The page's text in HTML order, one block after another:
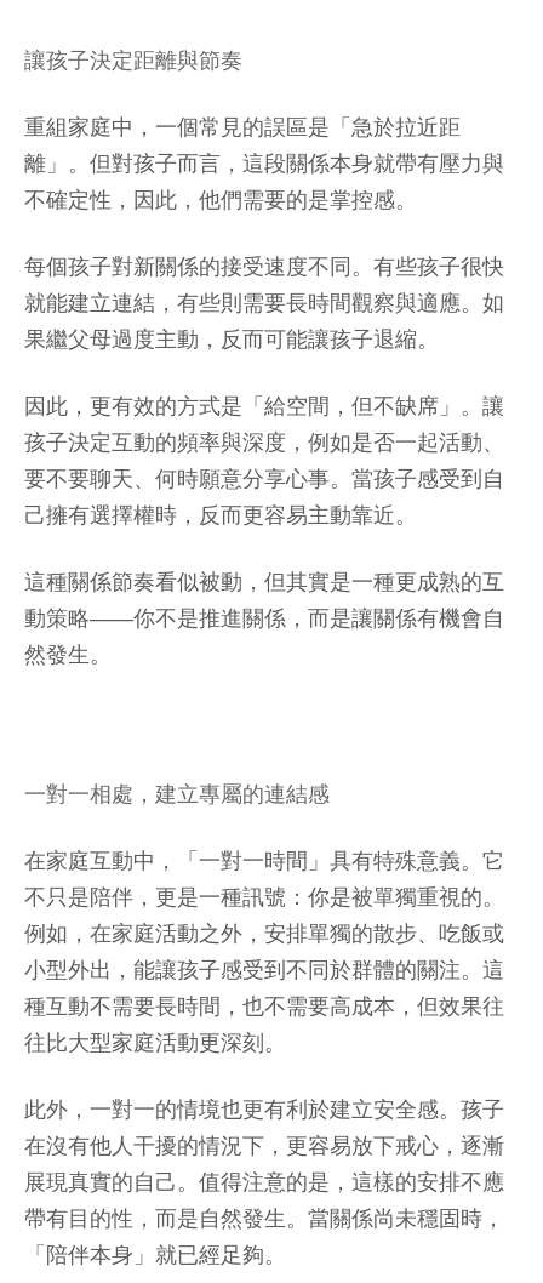
讓孩子決定距離與節奏
重組家庭中，一個常見的誤區是「急於拉近距
離」。但對孩子而言，這段關係本身就帶有壓力與
不確定性，因此，他們需要的是掌控感。
每個孩子對新關係的接受速度不同。有些孩子很快
就能建立連結，有些則需要長時間觀察與適應。如
果繼父母過度主動，反而可能讓孩子退縮。
因此，更有效的方式是「給空間，但不缺席」。讓
孩子決定互動的頻率與深度，例如是否一起活動、
要不要聊天、何時願意分享心事。當孩子感受到自
己擁有選擇權時，反而更容易主動靠近。
這種關係節奏看似被動，但其實是一種更成熟的互
動策略——你不是推進關係，而是讓關係有機會自
然發生。
一對一相處，建立專屬的連結感
在家庭互動中，「一對一時間」具有特殊意義。它
不只是陪伴，更是一種訊號：你是被單獨重視的。
例如，在家庭活動之外，安排單獨的散步、吃飯或
小型外出，能讓孩子感受到不同於群體的關注。這
種互動不需要長時間，也不需要高成本，但效果往
往比大型家庭活動更深刻。
此外，一對一的情境也更有利於建立安全感。孩子
在沒有他人干擾的情況下，更容易放下戒心，逐漸
展現真實的自己。值得注意的是，這樣的安排不應
帶有目的性，而是自然發生。當關係尚未穩固時，
「陪伴本身」就已經足夠。